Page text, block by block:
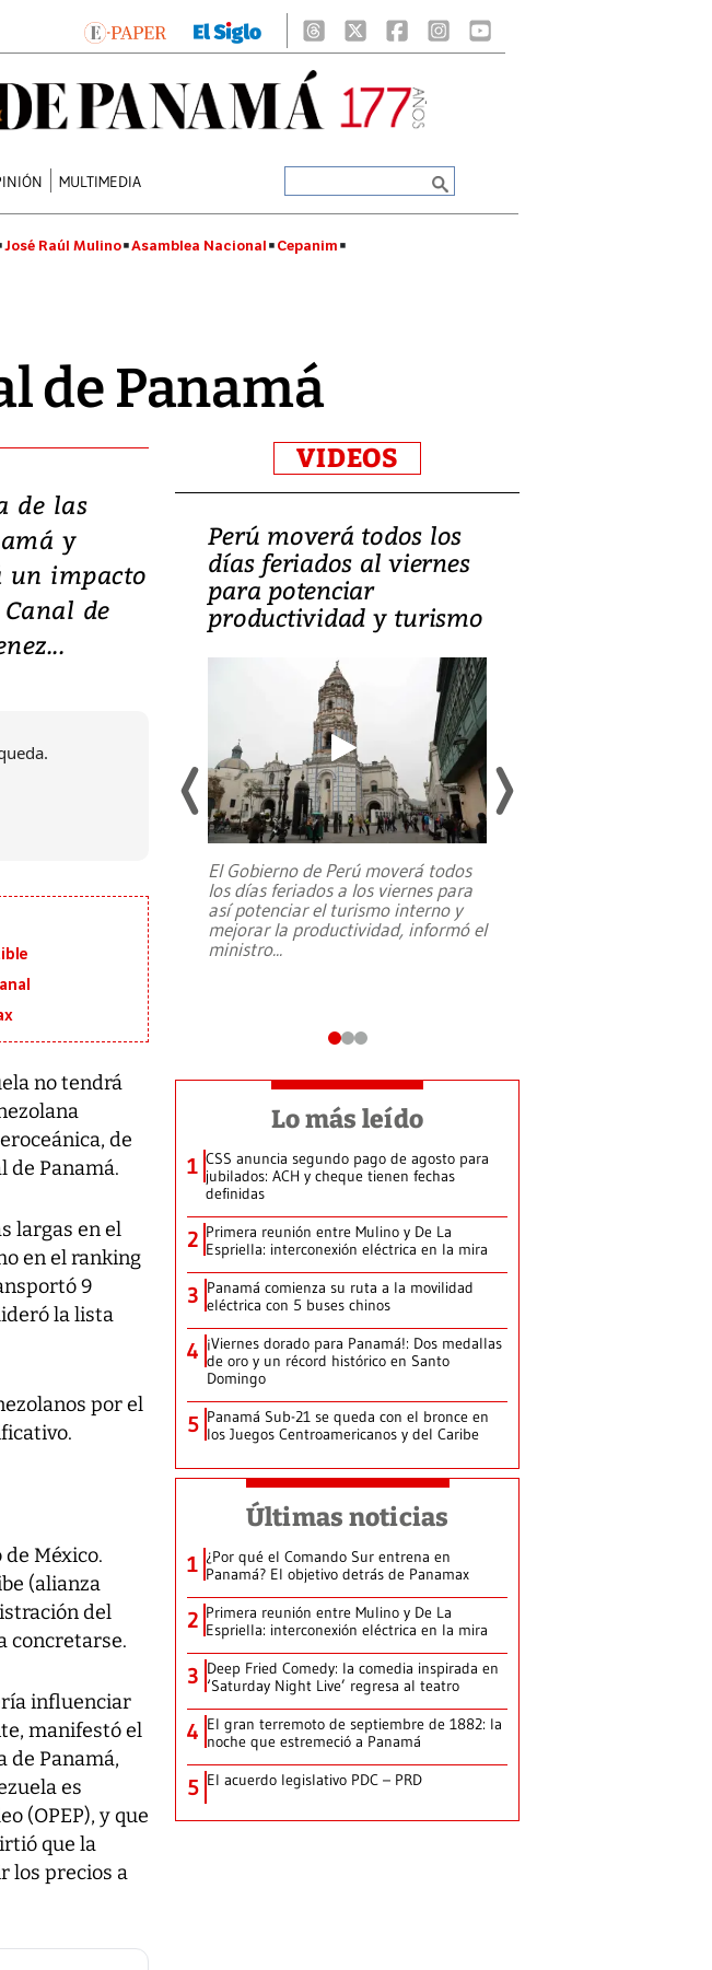
MULTIMEDIA
José Raúl Mulino Asamblea Nacional Cepanim
de Panamá
de las
y
un impacto
de
no tendrá
de
de Panamá.
largas en el
en el ranking
9
la lista
por el
México.
(alianza
del
concretarse.
influenciar
manifestó el
de Panamá,
es
(OPEP), y que
que la
los precios a
VIDEOS
su
inversión
y
domingo su
Perú moverá todos los
días feriados al viernes
para potenciar
productividad y turismo
El Gobierno de Perú moverá todos
los días feriados a los viernes para
así potenciar el turismo interno y
mejorar la productividad, informó el
ministro...
Lo más leído
1 CSS anuncia segundo pago de agosto para
jubilados: ACH y cheque tienen fechas
definidas
2 Primera reunión entre Mulino y De La
Espriella: interconexión eléctrica en la mira
3 Panamá comienza su ruta a la movilidad
eléctrica con 5 buses chinos
4 ¡Viernes dorado para Panamá!: Dos medallas
de oro y un récord histórico en Santo
Domingo
5 Panamá Sub-21 se queda con el bronce en
los Juegos Centroamericanos y del Caribe
Últimas noticias
1 ¿Por qué el Comando Sur entrena en
Panamá? El objetivo detrás de Panamax
2 Primera reunión entre Mulino y De La
Espriella: interconexión eléctrica en la mira
3 Deep Fried Comedy: la comedia inspirada en
‘Saturday Night Live’ regresa al teatro
4 El gran terremoto de septiembre de 1882: la
noche que estremeció a Panamá
5 El acuerdo legislativo PDC – PRD